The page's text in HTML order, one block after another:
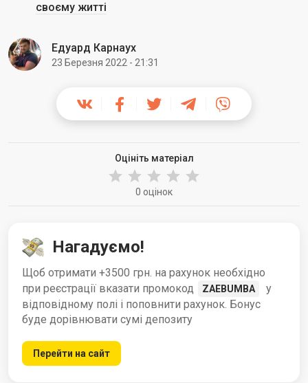
своєму житті
Едуард Карнаух
23 Березня 2022 - 21:31
Оцініть матеріал
0 оцінок
Нагадуємо!
Щоб отримати +3500 грн. на рахунок необхідно
при реєстрації вказати промокод
ZAEBUMBA
у
відповідному полі і поповнити рахунок. Бонус
буде дорівнювати сумі депозиту
Перейти на сайт